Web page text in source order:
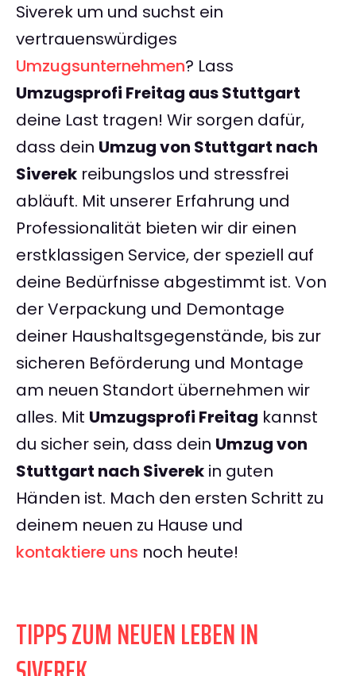
Siverek um und suchst ein
vertrauenswürdiges
Umzugsunternehmen? Lass
Umzugsprofi Freitag aus Stuttgart
deine Last tragen! Wir sorgen dafür,
dass dein Umzug von Stuttgart nach
Siverek reibungslos und stressfrei
abläuft. Mit unserer Erfahrung und
Professionalität bieten wir dir einen
erstklassigen Service, der speziell auf
deine Bedürfnisse abgestimmt ist. Von
der Verpackung und Demontage
deiner Haushaltsgegenstände, bis zur
sicheren Beförderung und Montage
am neuen Standort übernehmen wir
alles. Mit Umzugsprofi Freitag kannst
du sicher sein, dass dein Umzug von
Stuttgart nach Siverek in guten
Händen ist. Mach den ersten Schritt zu
deinem neuen zu Hause und
kontaktiere uns noch heute!
TIPPS ZUM NEUEN LEBEN IN